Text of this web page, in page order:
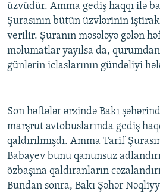
üzvüdür. Amma gediş haqqı ilə
Şurasının bütün üzvlərinin
verilir. Şuranın məsələyə gələn
məlumatlar yayılsa da,
günlərin iclaslarının gündəliyi
Son həftələr ərzində Bakı
marşrut avtobuslarında gediş
qaldırılmışdı. Amma Tarif
Babayev bunu qanunsuz
özbaşına qaldıranların
Bundan sonra, Bakı Şəhər